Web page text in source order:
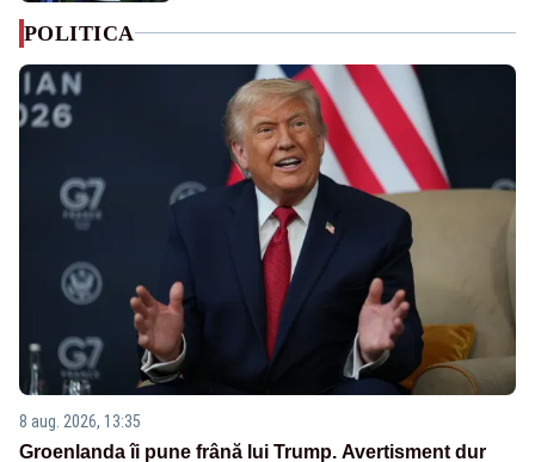
POLITICA
8 aug. 2026, 13:35
Groenlanda îi pune frână lui Trump. Avertisment dur